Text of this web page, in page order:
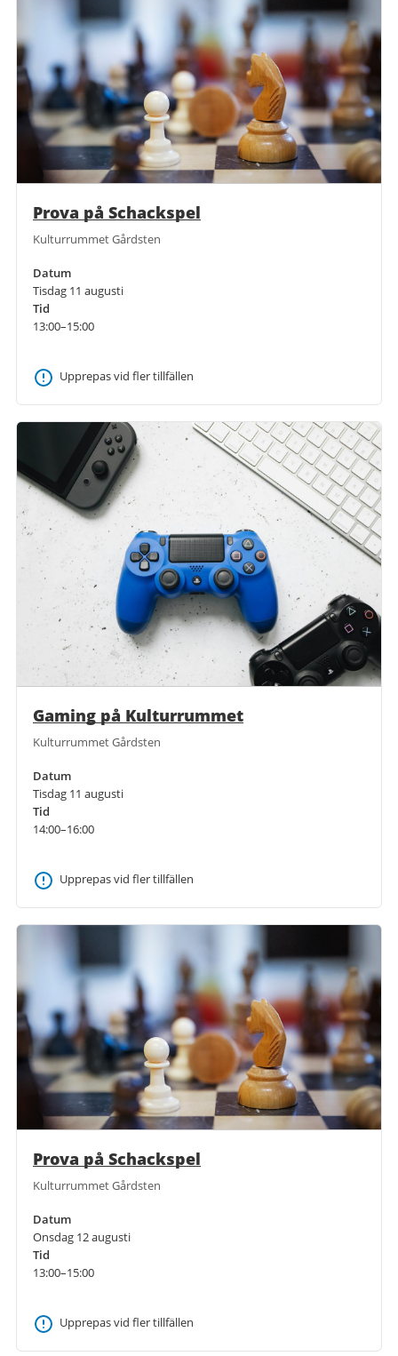
Prova på Schackspel
Kulturrummet Gårdsten
Datum
Tisdag 11 augusti
Tid
13:00–15:00
Upprepas vid fler tillfällen
Gaming på Kulturrummet
Kulturrummet Gårdsten
Datum
Tisdag 11 augusti
Tid
14:00–16:00
Upprepas vid fler tillfällen
Prova på Schackspel
Kulturrummet Gårdsten
Datum
Onsdag 12 augusti
Tid
13:00–15:00
Upprepas vid fler tillfällen